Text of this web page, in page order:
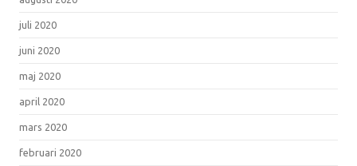
juli 2020
juni 2020
maj 2020
april 2020
mars 2020
februari 2020